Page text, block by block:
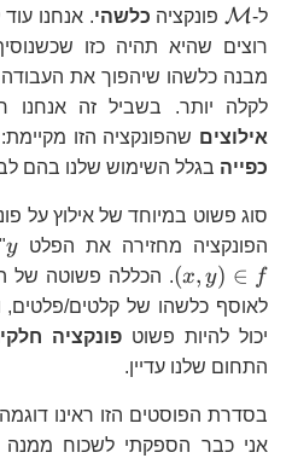
ל-M פונקציה כלשהי. אנחנו עוד
רוצים שהיא תהיה כזו
מבנה כלשהו שיהפוך את
לקלה יותר. בשביל זה אנחנו
אילוצים שהפונקציה הזו מקיימת:
כפייה בגלל השימוש שלנו בהם
סוג פשוט במיוחד של אילוץ על
הפונקציה מחזירה את הפלט
y
y
(x, y) ∈ f
. הכללה פשוטה של
לאוסף כלשהו של קלטים/פלטים,
יכול להיות פשוט פונקציה
התחום שלנו עדיין.
בסדרת הפוסטים הזו ראינו
אני כבר הספקתי לשכוח